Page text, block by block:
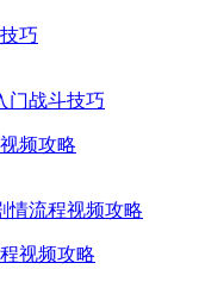
巧
频攻略
视频攻略